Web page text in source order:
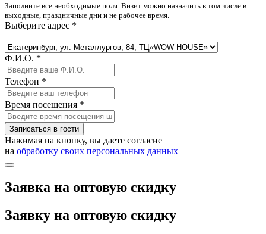
Заполните все необходимые поля. Визит можно назначить в том числе в
выходные, праздничные дни и не рабочее время.
Выберите адрес *
Ф.И.О. *
Телефон *
Время посещения *
Записаться в гости
Нажимая на кнопку, вы даете согласие
на обработку своих персональных данных
Заявка на оптовую скидку
Заявку на оптовую скидку